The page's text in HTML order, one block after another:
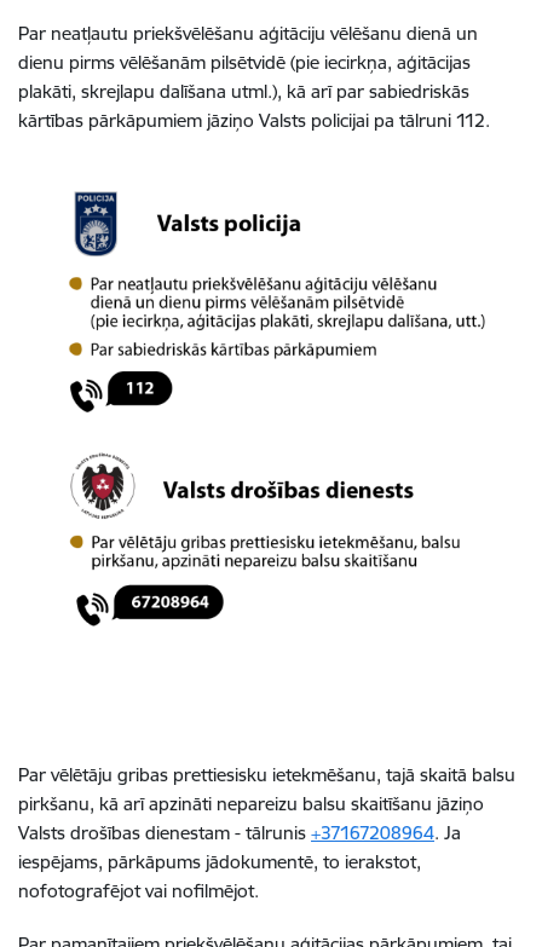
Par neatļautu priekšvēlēšanu aģitāciju vēlēšanu dienā un
dienu pirms vēlēšanām pilsētvidē (pie iecirkņa, aģitācijas
plakāti, skrejlapu dalīšana utml.), kā arī par sabiedriskās
kārtības pārkāpumiem jāziņo Valsts policijai pa tālruni 112.
Par vēlētāju gribas prettiesisku ietekmēšanu, tajā skaitā balsu
pirkšanu, kā arī apzināti nepareizu balsu skaitīšanu jāziņo
Valsts drošības dienestam - tālrunis +37167208964. Ja
iespējams, pārkāpums jādokumentē, to ierakstot,
nofotografējot vai nofilmējot.